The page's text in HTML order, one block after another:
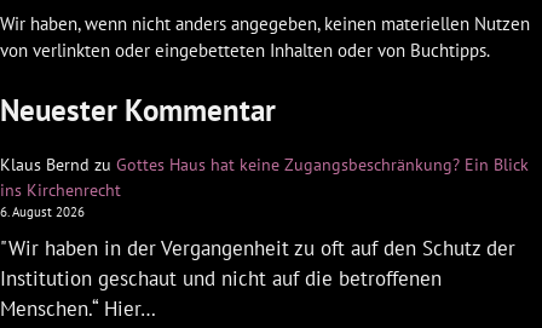
Wir haben, wenn nicht anders angegeben, keinen materiellen Nutzen
von verlinkten oder eingebetteten Inhalten oder von Buchtipps.
Neuester Kommentar
Klaus Bernd zu Gottes Haus hat keine Zugangsbeschränkung? Ein Blick
ins Kirchenrecht
6. August 2026
"Wir haben in der Vergangenheit zu oft auf den Schutz der
Institution geschaut und nicht auf die betroffenen
Menschen.“ Hier…